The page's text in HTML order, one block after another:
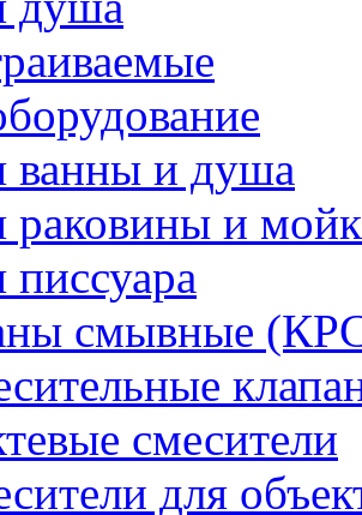
ванны и душа
раковины и
писсуара
смывные
смесители
для